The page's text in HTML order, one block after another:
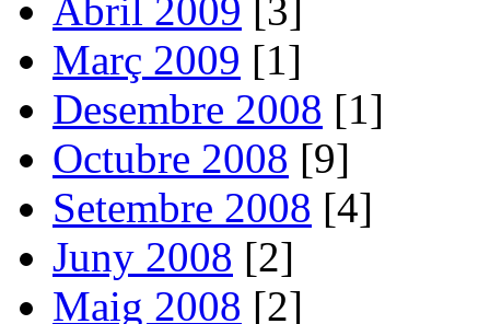
Abril 2009 [3]
Març 2009 [1]
Desembre 2008 [1]
Octubre 2008 [9]
Setembre 2008 [4]
Juny 2008 [2]
Maig 2008 [2]